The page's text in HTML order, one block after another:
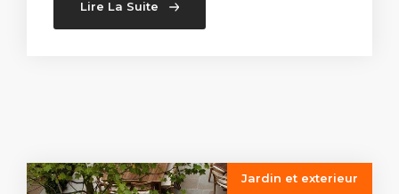
Lire La Suite
Jardin et exterieur